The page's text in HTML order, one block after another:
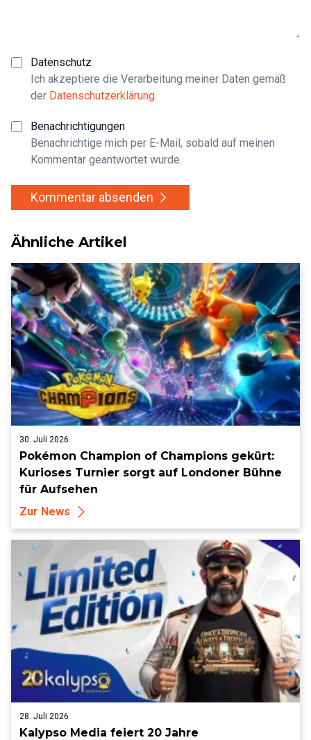
Datenschutz
Ich akzeptiere die Verarbeitung meiner Daten gemäß
der Datenschutzerklärung.
Benachrichtigungen
Benachrichtige mich per E-Mail, sobald auf meinen
Kommentar geantwortet wurde.
Kommentar absenden
Ähnliche Artikel
30. Juli 2026
Pokémon Champion of Champions gekürt:
Kurioses Turnier sorgt auf Londoner Bühne
für Aufsehen
Zur News
28. Juli 2026
Kalypso Media feiert 20 Jahre